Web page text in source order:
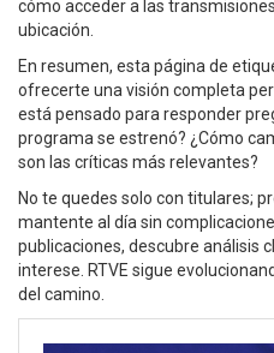
cómo acceder a las
ubicación.
En resumen, esta página de
ofrecerte una visión completa
está pensado para responder
programa se estrenó? ¿Cómo
son las críticas más relevantes?
No te quedes solo con titulares;
mantente al día sin
publicaciones, descubre análisis
interese. RTVE sigue
del camino.